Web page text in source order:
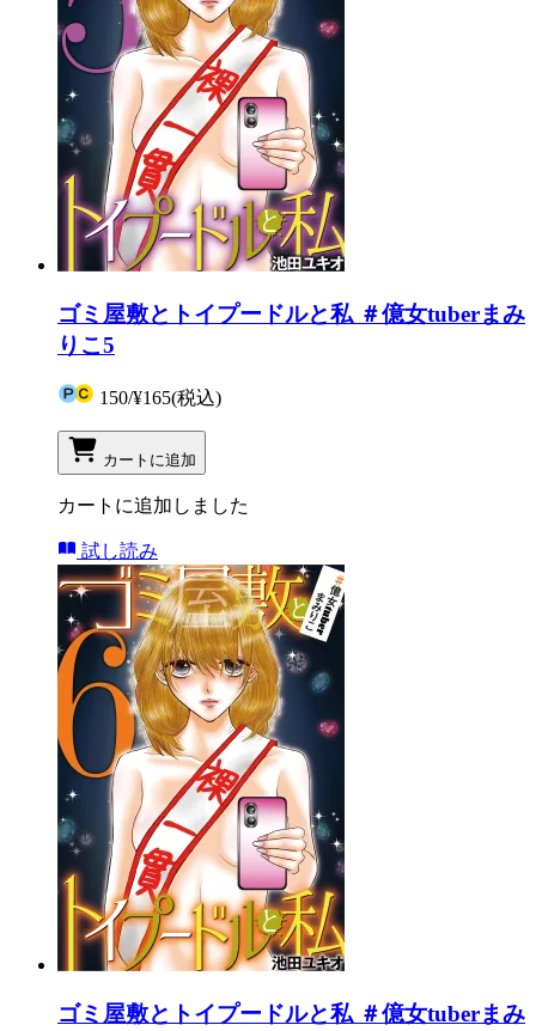
ゴミ屋敷とトイプードルと私 ＃億女tuberまみ
りこ5
150/¥165(税込)
カートに追加
カートに追加しました
試し読み
ゴミ屋敷とトイプードルと私 ＃億女tuberまみ